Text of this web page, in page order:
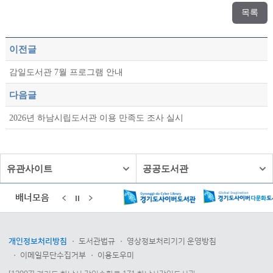
목록
이전글
감일도서관 7월 프로그램 안내
다음글
2026년 하남시립도서관 이용 만족도 조사 실시
유관사이트 공공도서관
배너모음
개인정보처리방침 도서관법규
영상정보처리기기 운영방침
이메일무단수집거부
이용도우미